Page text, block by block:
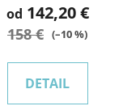
od 142,20 €
158 € (–10 %)
DETAIL